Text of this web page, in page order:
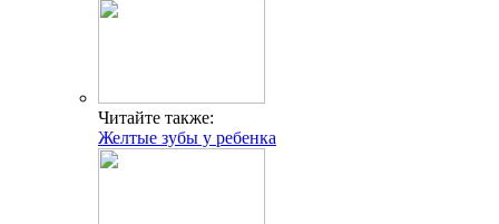
Читайте также:
Желтые зубы у ребенка